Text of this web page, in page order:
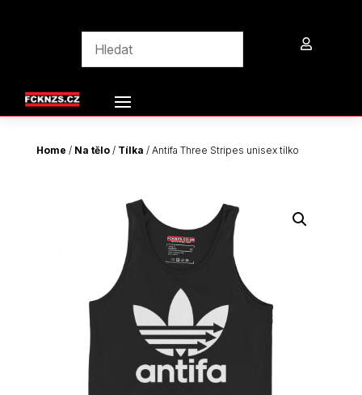

Home / Na tělo/ Tílka / Antifa Three Stripes unisex tílko